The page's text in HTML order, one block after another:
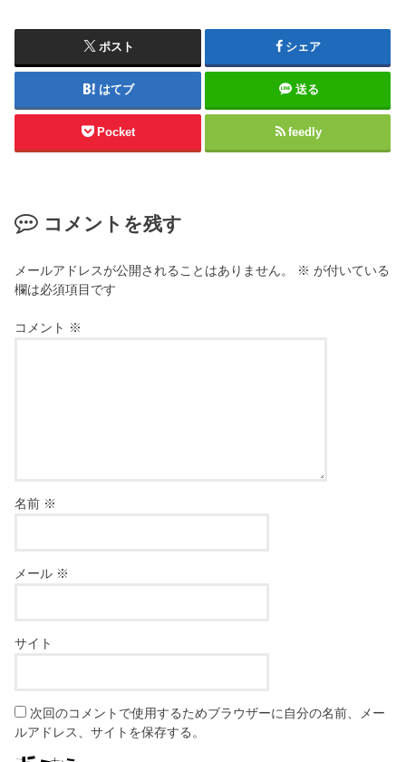
ポスト シェア
はてブ 送る
Pocket feedly
コメントを残す
メールアドレスが公開されることはありません。 ※ が付いている
欄は必須項目です
コメント ※
名前 ※
メール ※
サイト
次回のコメントで使用するためブラウザーに自分の名前、メー
ルアドレス、サイトを保存する。